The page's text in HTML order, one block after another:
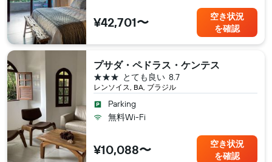
¥42,701〜
空き状況
を確認
プサダ・ペドラス・ケンテス
レンソイス, BA, ブラジル
8.7
とても良い
3つ星
Parking
無料Wi-Fi
¥10,088〜
空き状況
を確認